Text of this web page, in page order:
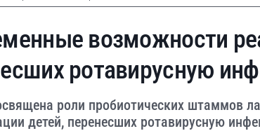
возможности
ротавирусную
роли пробиотических штаммов
детей, перенесших ротавирусную